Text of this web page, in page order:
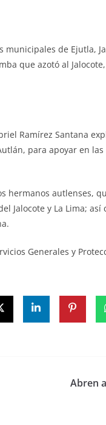
municipales de Ejutla,
que azotó al
Ramírez Santana
para apoyar en
hermanos autlenses,
Jalocote y La Lima;
Generales y
Abren